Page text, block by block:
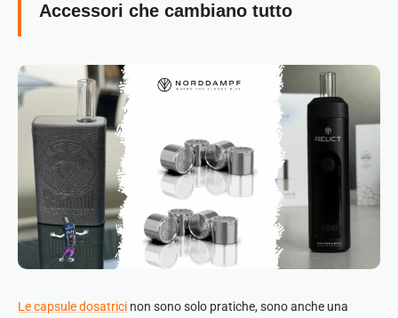
Accessori che cambiano tutto
Le capsule dosatrici non sono solo pratiche, sono anche una